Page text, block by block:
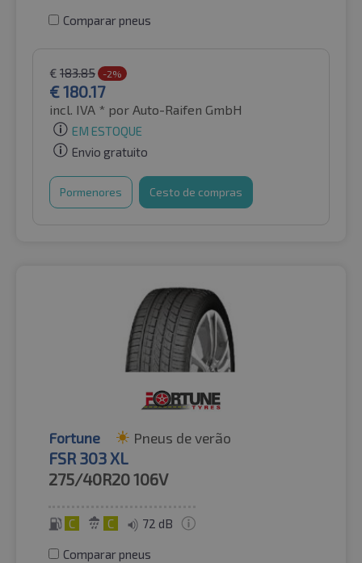
Comparar pneus
€ 183.85 -2%
€180.17
incl. IVA * por Auto-Raifen GmbH
EM ESTOQUE
Envio gratuito
Pormenores Cesto de compras
Fortune Pneus de verão
FSR 303 XL
275/40R20106V
C C 72 dB
Comparar pneus